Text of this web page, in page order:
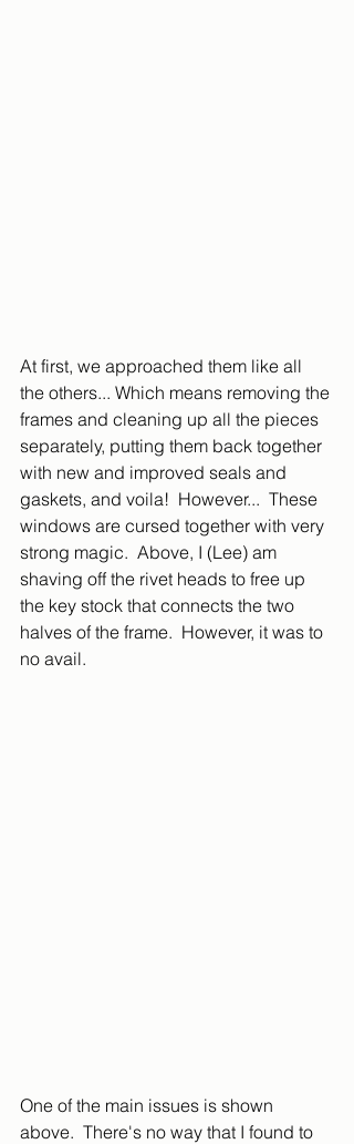
At first, we approached them like all
the others... Which means removing the
frames and cleaning up all the pieces
separately, putting them back together
with new and improved seals and
gaskets, and voila!  However...  These
windows are cursed together with very
strong magic.  Above, I (Lee) am
shaving off the rivet heads to free up
the key stock that connects the two
halves of the frame.  However, it was to
no avail.
One of the main issues is shown
above.  There's no way that I found to